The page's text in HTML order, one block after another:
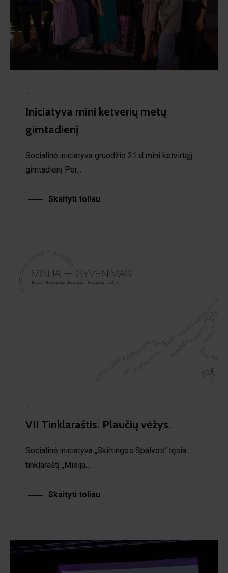
Iniciatyva mini ketverių metų
gimtadienį
Socialinė iniciatyva gruodžio 21 d mini ketvirtąjį
gimtadienį Per...
Skaityti toliau
·
VII Tinklaraštis. Plaučių vėžys.
Socialinė iniciatyva „Skirtingos Spalvos“ tęsia
tinklaraštį „Misija...
Skaityti toliau